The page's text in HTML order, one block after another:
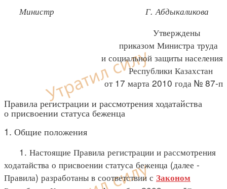
Министр Г. Абдыкаликова
Утверждены
приказом Министра труда
и социальной защиты населения
Республики Казахстан
от 17 марта 2010 года № 87-п
Правила регистрации и рассмотрения ходатайства
о присвоении статуса беженца
1. Общие положения
1. Настоящие Правила регистрации и рассмотрения
ходатайства о присвоении статуса беженца (далее -
Правила) разработаны в соответствии с Законом